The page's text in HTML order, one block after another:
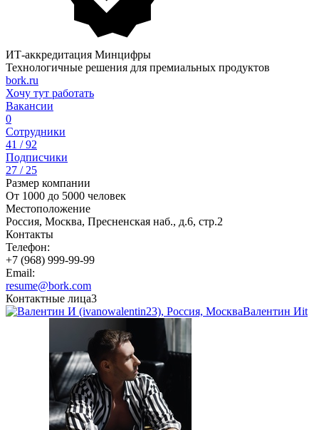
ИТ-аккредитация Минцифры
Технологичные решения для премиальных продуктов
bork.ru
Хочу тут работать
Вакансии
0
Сотрудники
41 / 92
Подписчики
27 / 25
Размер компании
От 1000 до 5000 человек
Местоположение
Россия, Москва, Пресненская наб., д.6, стр.2
Контакты
Телефон:
+7 (968) 999-99-99
Email:
resume@bork.com
Контактные лица3
Валентин Иit